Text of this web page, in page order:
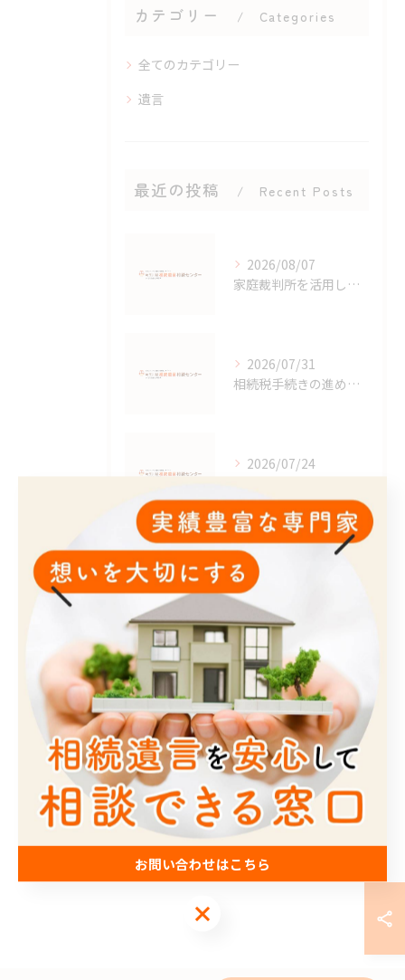
カテゴリー Categories
全てのカテゴリー
遺言
最近の投稿 Recent Posts
2026/08/07
家庭裁判所を活用した埼玉県羽生市の相続手続きと窓口案内まとめ
2026/07/31
相続税手続きの進め方と費用相場や必要書類を分かりやすく解説
2026/07/24
タグ Tags
川越 埼玉・川越・鶴ヶ島・坂戸
相続 遺産分割協議 不動産
名義変更 相続税 財産 預金
銀行 鶴ヶ島 坂戸
お問い合わせはこちら
お問い合わせはこちら